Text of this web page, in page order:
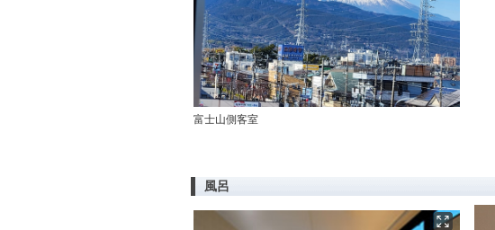
富士山側客室
風呂